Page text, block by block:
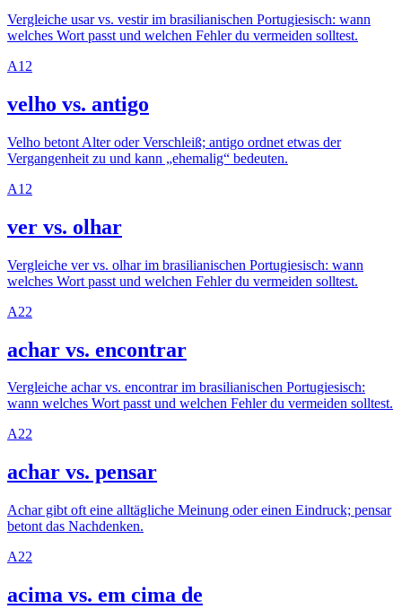
Vergleiche usar vs. vestir im brasilianischen Portugiesisch: wann
welches Wort passt und welchen Fehler du vermeiden solltest.
A1 2
velho vs. antigo
Velho betont Alter oder Verschleiß; antigo ordnet etwas der
Vergangenheit zu und kann „ehemalig“ bedeuten.
A1 2
ver vs. olhar
Vergleiche ver vs. olhar im brasilianischen Portugiesisch: wann
welches Wort passt und welchen Fehler du vermeiden solltest.
A22
achar vs. encontrar
Vergleiche achar vs. encontrar im brasilianischen Portugiesisch:
wann welches Wort passt und welchen Fehler du vermeiden solltest.
A22
achar vs. pensar
Achar gibt oft eine alltägliche Meinung oder einen Eindruck; pensar
betont das Nachdenken.
A22
acima vs. em cima de